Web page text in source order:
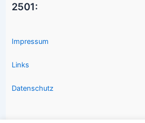
2501:
Impressum
Links
Datenschutz